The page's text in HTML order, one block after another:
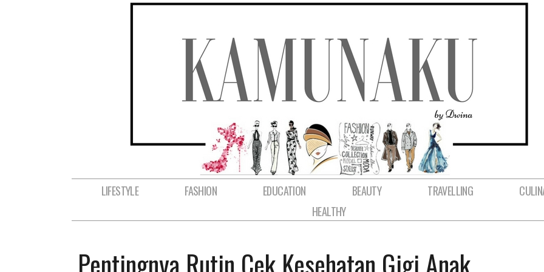
LIFESTYLE FASHION EDUCATION BEAUTY TRAVELLING
HEALTHY
Pentingnya Rutin Cek Kesehatan Gigi Anak